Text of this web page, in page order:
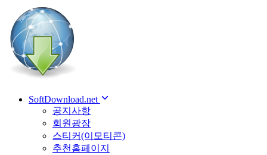
SoftDownload.net
공지사항
회원광장
스티커(이모티콘)
추천홈페이지